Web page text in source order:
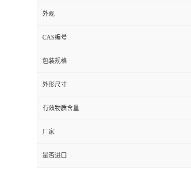
外观
CAS编号
包装规格
外形尺寸
有效物质含量
厂家
是否进口